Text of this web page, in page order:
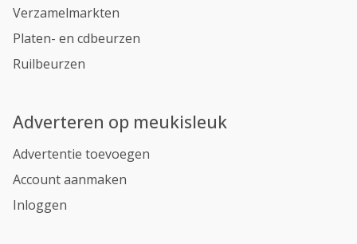
Verzamelmarkten
Platen- en cdbeurzen
Ruilbeurzen
Adverteren op meukisleuk
Advertentie toevoegen
Account aanmaken
Inloggen